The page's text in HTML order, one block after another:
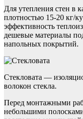
Для утепления стен в
плотностью 15-20 кг/
эффективность
дешевые материалы
напольных покрытий.
Стекловата —
волокон стекла.
Перед монтажными
небольшими